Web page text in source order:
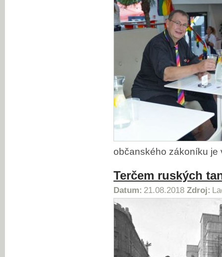
občanského zákoníku je
Terčem ruských
Datum: 21.08.2018 Zdroj: